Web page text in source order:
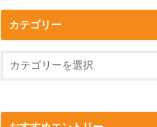
カテゴリー